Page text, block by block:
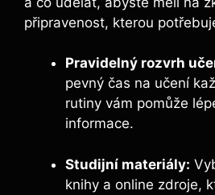
připravenost, kterou
Pravidelný rozvrh
pevný čas na učení
rutiny vám pomůže
informace.
Studijní materiály:
knihy a online zdroje,